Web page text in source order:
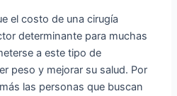
el costo de una cirugía
determinante para muchas
a este tipo de
peso y mejorar su salud. Por
las personas que buscan